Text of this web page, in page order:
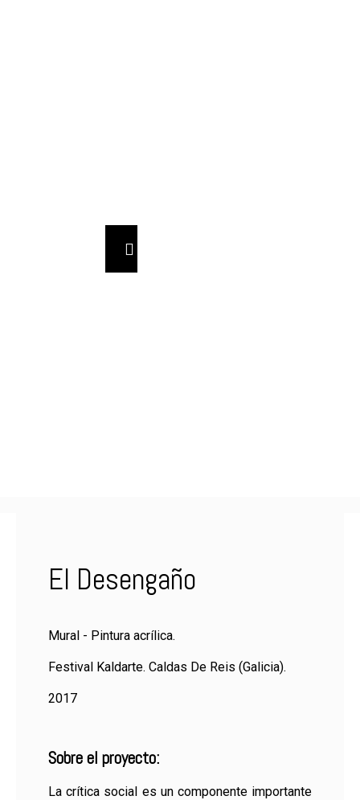
El Desengaño
Mural - Pintura acrílica.
Festival Kaldarte. Caldas De Reis (Galicia).
2017
Sobre el proyecto:
La crítica social es un componente importante